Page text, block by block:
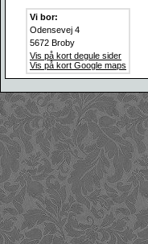
Vi bor:
Odensevej 4
5672 Broby
Vis på kort degule sider
Vis på kort Google maps